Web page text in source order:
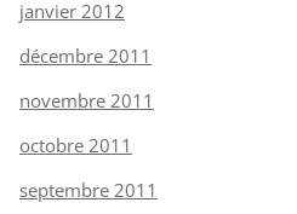
janvier 2012
décembre 2011
novembre 2011
octobre 2011
septembre 2011